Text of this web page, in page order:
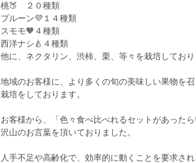
桃🍑 ２０種類
プルーン💜１４種類
スモモ🧡４種類
西洋ナシ🍐４種類
他に、ネクタリン、渋柿、栗、等々を栽培しており
地域のお客様に、より多くの旬の美味しい果物を
栽培をしております。
お客様から、「色々食べ比べれるセットがあった
沢山のお言葉を頂いておりました。
人手不足や高齢化で、効率的に動くことを要求さ